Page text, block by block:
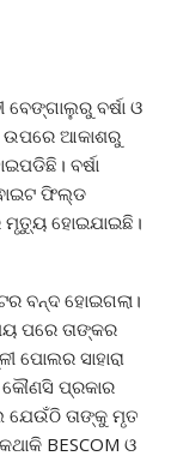
ବେଙ୍ଗାଲୁରୁ ବର୍ଷା ଓ
ଉପରେ ଆକାଶରୁ
ବର୍ଷା
ଫିଲ୍ଡ
ମୃତ୍ୟୁ ହୋଇଯାଇଛି।
ବନ୍ଦ ହୋଇଗଲା।
ପରେ ତାଙ୍କର
ପୋଲର ସାହାରା
କୌଣସି ପ୍ରକାର
ଯେଉଁଠି ତାଙ୍କୁ ମୃତ
BESCOM ଓ